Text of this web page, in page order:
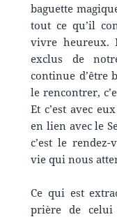
baguette
tout ce qu’il
vivre heureux.
exclus de
continue d’être
le rencontrer,
Et c’est avec
en lien avec le
c’est le
vie qui nous
Ce qui est
prière de